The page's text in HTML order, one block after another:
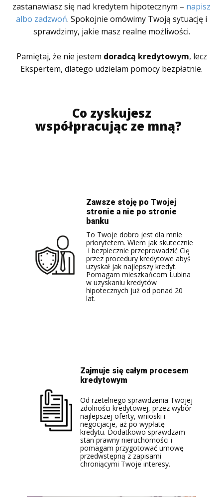
zastanawiasz się nad kredytem hipotecznym – napisz
albo zadzwoń. Spokojnie omówimy Twoją sytuację i
sprawdzimy, jakie masz realne możliwości.
Pamiętaj, że nie jestem doradcą kredytowym, lecz
Ekspertem, dlatego udzielam pomocy bezpłatnie.
Co zyskujesz
współpracując ze mną?
Zawsze stoję po Twojej
stronie a nie po stronie
banku
To Twoje dobro jest dla mnie
priorytetem. Wiem jak skutecznie
i bezpiecznie przeprowadzić Cię
przez procedury kredytowe abyś
uzyskał jak najlepszy kredyt.
Pomagam mieszkańcom Lubina
w uzyskaniu kredytów
hipotecznych już od ponad 20
lat.
Zajmuje się całym procesem
kredytowym
Od rzetelnego sprawdzenia Twojej
zdolności kredytowej, przez wybór
najlepszej oferty, wnioski i
negocjacje, aż po wypłatę
kredytu. Dodatkowo sprawdzam
stan prawny nieruchomości i
pomagam przygotować umowę
przedwstępną z zapisami
chroniącymi Twoje interesy.